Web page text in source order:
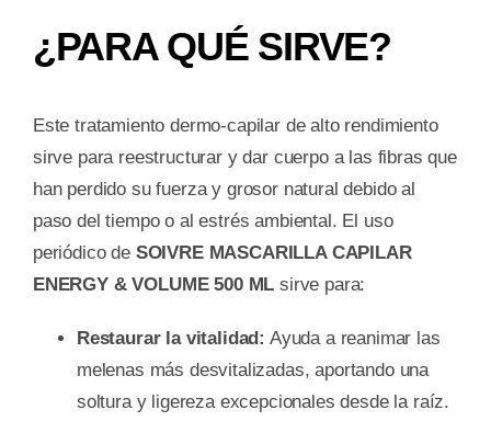
¿PARA QUÉ SIRVE?
Este tratamiento dermo-capilar de alto rendimiento
sirve para reestructurar y dar cuerpo a las fibras que
han perdido su fuerza y grosor natural debido al
paso del tiempo o al estrés ambiental. El uso
periódico de SOIVRE MASCARILLA CAPILAR
ENERGY & VOLUME 500 ML sirve para:
Restaurar la vitalidad: Ayuda a reanimar las
melenas más desvitalizadas, aportando una
soltura y ligereza excepcionales desde la raíz.